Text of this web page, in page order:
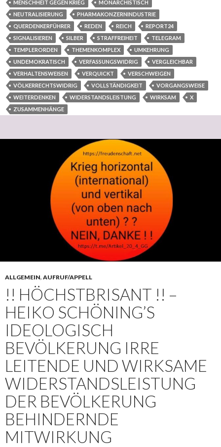
MENSCHHEIT GEGEN KRIEG
MONARCHISTISCH
NEUTRALISIERUNG
PHARMAKONZERNINDUSTRIE
QUERDENKERFÜHRER
REDEN REICH
REPORT24
SIGNALISIEREN
SILBER STRAFFREIHEIT
TELEGRAM
TEMPLERORDEN
THEMENKOMPLEX
UMKEHRUNG
UNDEMOKRATISCH
VERFASSUNGSWIDRIG
VERGLEICHBAR
VERHALTENSWEISEN
VERQUICKT
VERSCHWEIGEN
VÖLKERRECHTSWIDRIG
VOLLSTÄNDIGKEIT
VORGANGSWEISE
WEITERDENKEN
WIDERSTANDSLEISTUNG WIRKSAM
X
ZUSAMMENHÄNGE
ALLGEMEIN, AUFRUF/APPELL
!! HÖCHSTBRISANT !! –
HEIKO SCHÖNING’S
IDEOLOGISCH
BEVÖLKERUNG IRRE
LEITENDE UND WIRKSAME
WIDERSTANDSLEISTUNG
DER BEVÖLKERUNG
BEHINDERNDE
MITWIRKUNG